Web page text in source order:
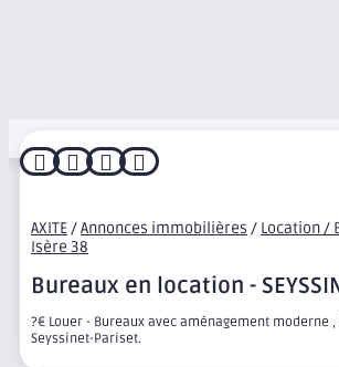
   
AXITE/Annonces immobilières / Location /
Isère 38
Bureaux en location -
?€ Louer - Bureaux avec aménagement moderne
Seyssinet-Pariset.